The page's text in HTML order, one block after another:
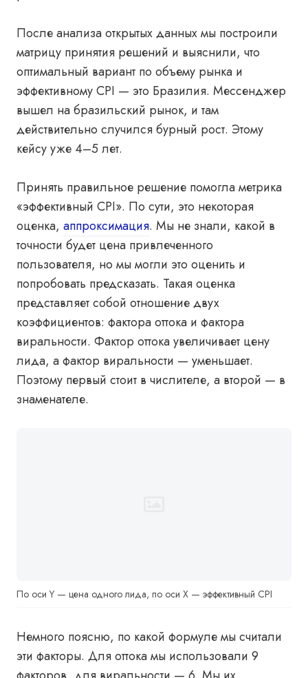
После анализа открытых данных мы построили
матрицу принятия решений и выяснили, что
оптимальный вариант по объему рынка и
эффективному CPI — это Бразилия. Мессенджер
вышел на бразильский рынок, и там
действительно случился бурный рост. Этому
кейсу уже 4–5 лет.
Принять правильное решение помогла метрика
«эффективный CPI». По сути, это некоторая
оценка, аппроксимация. Мы не знали, какой в
точности будет цена привлеченного
пользователя, но мы могли это оценить и
попробовать предсказать. Такая оценка
представляет собой отношение двух
коэффициентов: фактора оттока и фактора
виральности. Фактор оттока увеличивает цену
лида, а фактор виральности — уменьшает.
Поэтому первый стоит в числителе, а второй — в
знаменателе.
По оси Y — цена одного лида, по оси X — эффективный CPI
Немного поясню, по какой формуле мы считали
эти факторы. Для оттока мы использовали 9